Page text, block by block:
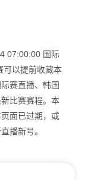
07:00:00 国际
可以提前收藏本
赛直播、韩国
比赛赛程。本
面已过期，或
播新号。